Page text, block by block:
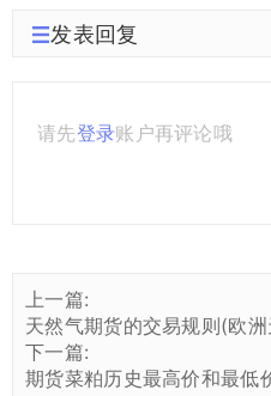
发表回复
请先登录账户再评论哦
上一篇:
天然气期货的交易规则(欧
下一篇:
期货菜粕历史最高价和最低